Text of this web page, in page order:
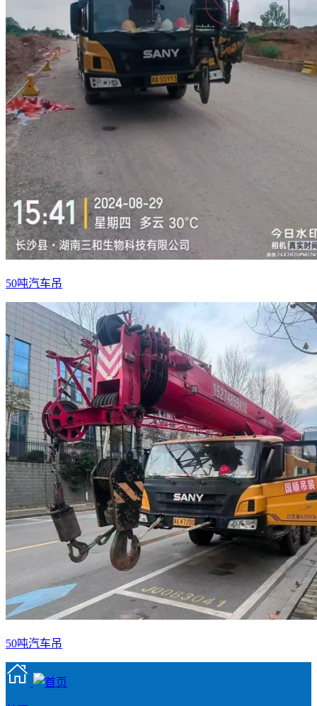
50吨汽车吊
50吨汽车吊